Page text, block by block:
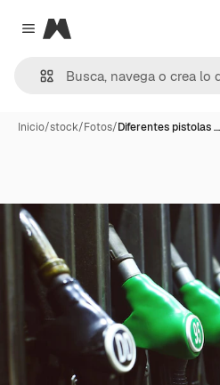
Close menu
Magnific
Inicio/stock/Fotos/Diferentes pistolas …